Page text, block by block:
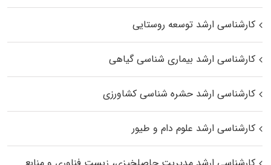
کارشناسی ارشد توسعه روستایی
کارشناسی ارشد بیماری‌ شناسی گیاهی
کارشناسی ارشد حشره‌ شناسی کشاورزی
کارشناسی ارشد علوم دام و طیور